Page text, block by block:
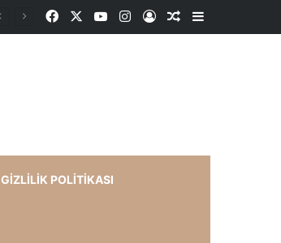
FacebookYouTubeInstagram
Kayıt OlRastgele Makale
Kenar
GIZLILIK POLITIKASI